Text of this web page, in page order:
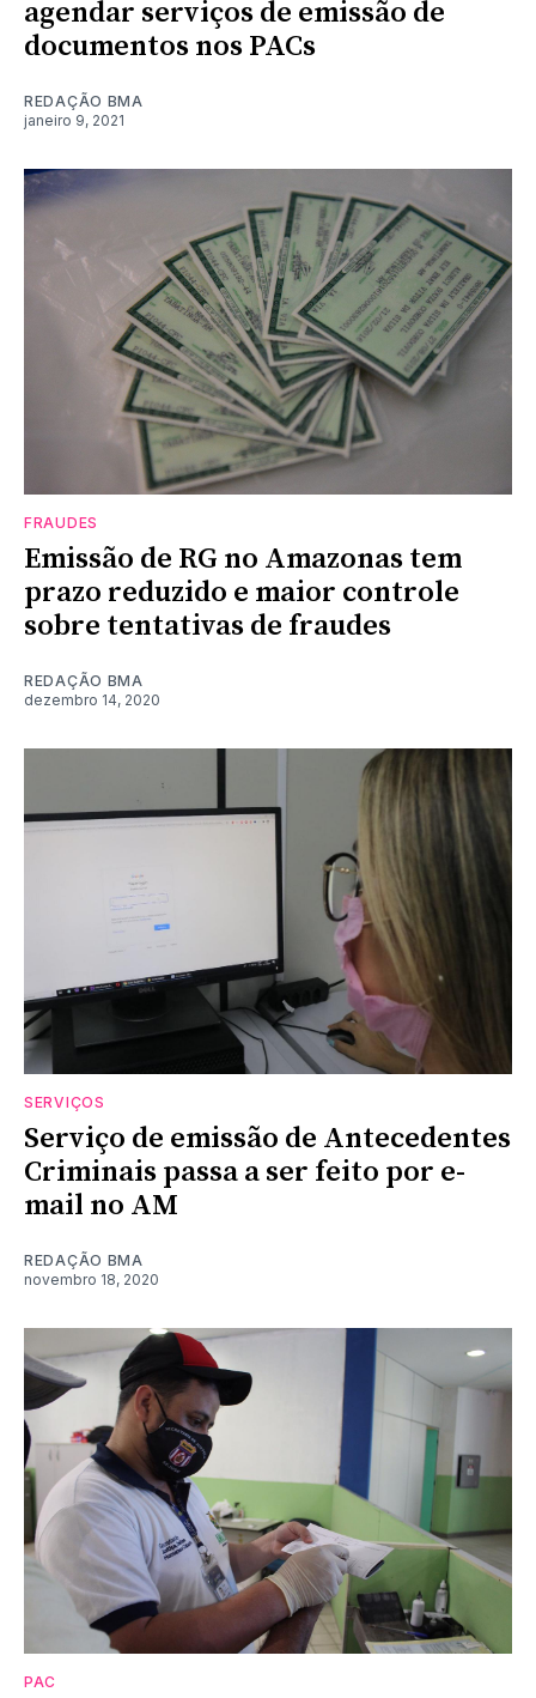
agendar serviços de emissão de
documentos nos PACs
REDAÇÃO BMA
janeiro 9, 2021
FRAUDES
Emissão de RG no Amazonas tem
prazo reduzido e maior controle
sobre tentativas de fraudes
REDAÇÃO BMA
dezembro 14, 2020
SERVIÇOS
Serviço de emissão de Antecedentes
Criminais passa a ser feito por e-
mail no AM
REDAÇÃO BMA
novembro 18, 2020
PAC